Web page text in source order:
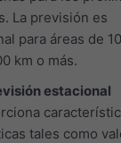
La previsión es
para áreas de
km o más.
estacional
tales como